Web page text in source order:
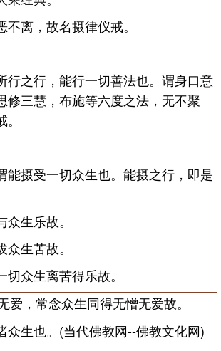
离，故名摄律仪戒。
行之行，能行一切善法也。谓身口意
修三慧，布施等六度之法，无不聚
能摄受一切众生也。能摄之行，即是
生乐故。
生苦故。
众生离苦得乐故。
爱，常念众生同得无憎无爱故。
众生也。(当代佛教网--佛教文化网)